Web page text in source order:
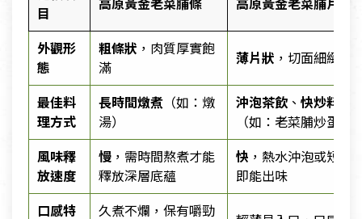
目
外觀形
態
粗條狀 ，肉質厚實飽
滿
薄片狀 ，切面細緻
最佳料
理方式
長時間燉煮 （如：燉
湯）
沖泡茶飲 、 快炒料理
（如：老菜脯炒蛋）
風味釋
放速度
慢 ，需時間熬煮才能
釋放深層底蘊
快 ，熱水沖泡或短時
即能出味
口感特
久煮不爛，保有嚼勁